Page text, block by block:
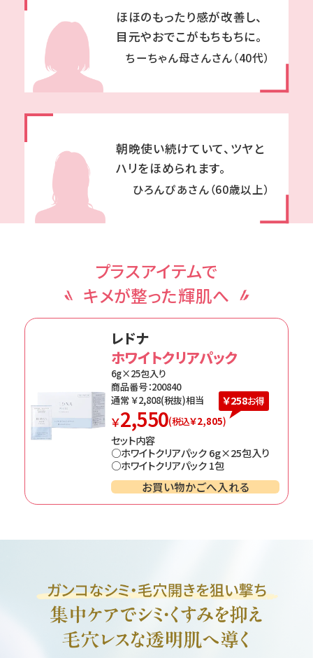
ほほのもったり感が改善し、
目元やおでこがもちもちに。
ちーちゃん母さんさん（40代）
朝晩使い続けていて、ツヤと
ハリをほめられます。
ひろんぴあさん（60歳以上）
プラスアイテムで
キメが整った輝肌へ
レドナ
ホワイトクリアパック
6g×25包入り
商品番号：200840
通常 ￥2,808(税抜)相当
￥2,550(税込￥2,805)
￥258お得
セット内容
○ホワイトクリアパック 6g×25包入り
○ホワイトクリアパック 1包
お買い物かごへ入れる